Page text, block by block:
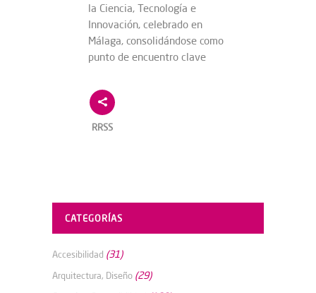
la Ciencia, Tecnología e
Innovación, celebrado en
Málaga, consolidándose como
punto de encuentro clave
RRSS
CATEGORÍAS
Accesibilidad (31)
Arquitectura, Diseño (29)